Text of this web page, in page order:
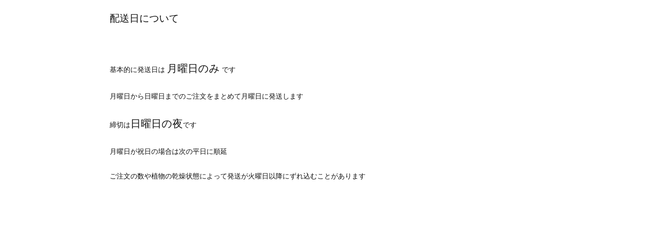
配送日について
基本的に発送日は 月曜日のみ です
月曜日から日曜日までのご注文をまとめて月曜日に発送します
締切は 日曜日の夜です
月曜日が祝日の場合は次の平日に順延
ご注文の数や植物の乾燥状態によって発送が火曜日以降にずれ込むことがあります